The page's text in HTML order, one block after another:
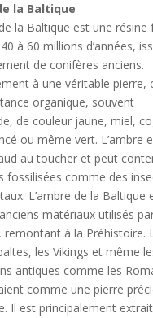
la Baltique
la Baltique est une résine
à 60 millions d’années,
de conifères anciens.
à une véritable pierre,
organique, souvent
de couleur jaune, miel,
ou même vert. L’ambre
au toucher et peut
fossilisées comme des
L’ambre de la Baltique
matériaux utilisés
remontant à la Préhistoire.
les Vikings et même
antiques comme les
comme une pierre
Il est principalement